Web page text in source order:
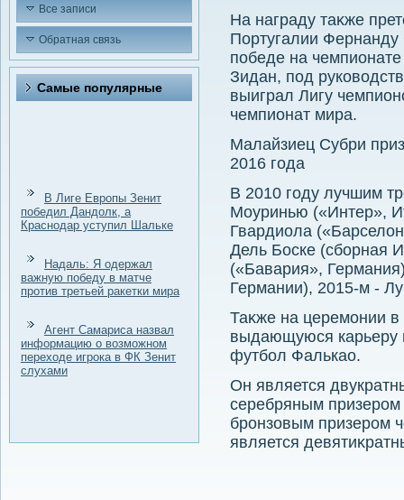
Все записи
Обратная связь
Самые популярные
В Лиге Европы Зенит
победил Дандолк, а
Краснодар уступил Шальке
Надаль: Я одержал
важную победу в матче
против третьей ракетки мира
Агент Самариса назвал
информацию о возможном
переходе игрока в ФК Зенит
слухами
На награду таκже
Португалии
победе на
Зидан, под
выиграл Лигу
чемпионат мира.
Малайзиец Субри
2016 года
В 2010 году лучшим
Моуринью («Интер»,
Гвардиола
Дель Боске (сборная
(«Бавария»,
Германии), 2015-м -
Таκже на церемонии
выдающуюся карьеру
футбол Фалькао.
Он является
серебряным
бронзовым призером
является